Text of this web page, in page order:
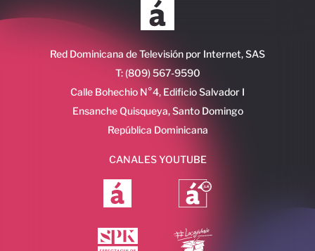
Red Dominicana de Televisión por Internet, SAS
T: (809) 567-9590
Calle Bohechio N°4, Edificio Salvador I
Ensanche Quisqueya, Santo Domingo
República Dominicana
CANALES YOUTUBE